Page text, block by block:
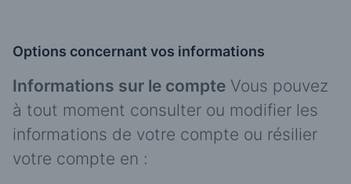
Options concernant vos informations
Informations sur le compte Vous pouvez
à tout moment consulter ou modifier les
informations de votre compte ou résilier
votre compte en :